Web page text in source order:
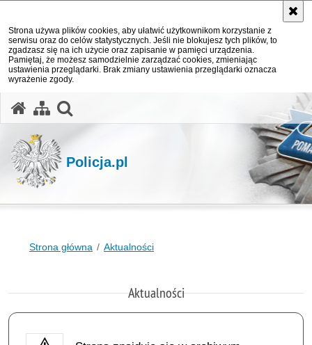
Strona używa plików cookies, aby ułatwić użytkownikom korzystanie z
serwisu oraz do celów statystycznych. Jeśli nie blokujesz tych plików, to
zgadzasz się na ich użycie oraz zapisanie w pamięci urządzenia.
Pamiętaj, że możesz samodzielnie zarządzać cookies, zmieniając
ustawienia przeglądarki. Brak zmiany ustawienia przeglądarki oznacza
wyrażenie zgody.
Policja.pl
Strona główna Aktualności
Aktualności